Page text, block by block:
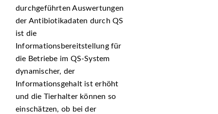
durchgeführten Auswertungen
der Antibiotikadaten durch QS
ist die
Informationsbereitstellung für
die Betriebe im QS-System
dynamischer, der
Informationsgehalt ist erhöht
und die Tierhalter können so
einschätzen, ob bei der